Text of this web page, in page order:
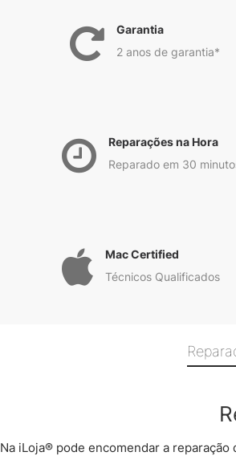
Garantia
2 anos de garantia*
Reparações na Hora
Reparado em 30
Mac Certified
Técnicos Qualificados
Na iLoja® pode encomendar a